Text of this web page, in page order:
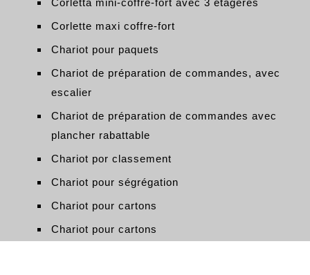
Corletta mini-coffre-fort avec 3 étagères
Corlette maxi coffre-fort
Chariot pour paquets
Chariot de préparation de commandes, avec
escalier
Chariot de préparation de commandes avec
plancher rabattable
Chariot por classement
Chariot pour ségrégation
Chariot pour cartons
Chariot pour cartons